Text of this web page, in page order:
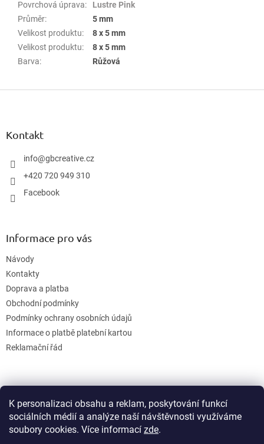
K personalizaci obsahu a reklam, poskytování funkcí
sociálních médií a analýze naší návštěvnosti využíváme
soubory cookies. Více informací zde.
Povrchová úprava:
Lustre Pink
Průměr:
5 mm
Velikost produktu:
8 x 5 mm
Velikost produktu:
8 x 5 mm
Barva: Růžová
Z
Kontakt
info@gbcreative.cz
+420 720 949 310
Facebook
Informace pro vás
Návody
Kontakty
Doprava a platba
Obchodní podmínky
Podmínky ochrany osobních údajů
Informace o platbě platební kartou
Reklamační řád